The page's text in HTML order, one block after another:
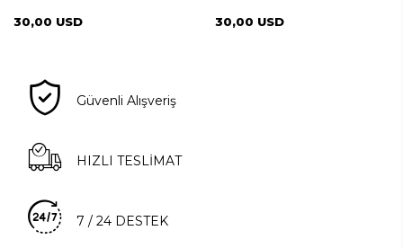
30,00 USD 30,00 USD
Güvenli Alışveriş
HIZLI TESLİMAT
7 / 24 DESTEK